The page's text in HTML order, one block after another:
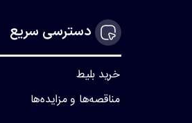
دسترسی سریع
خرید بلیط
مناقصه‌ها و مزایده‌ها